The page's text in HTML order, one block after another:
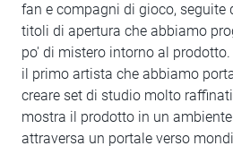
fan e compagni di gioco, seguite
titoli di apertura che abbiamo
po' di mistero intorno al
il primo artista che abbiamo
creare set di studio molto
mostra il prodotto in un
attraversa un portale verso